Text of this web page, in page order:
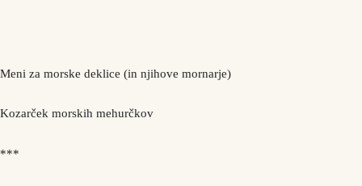
Meni za morske deklice (in njihove mornarje)
Kozarček morskih mehurčkov
***